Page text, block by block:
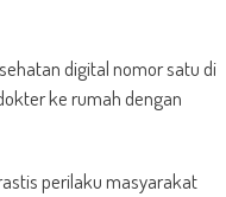
digital nomor satu di
ke rumah dengan
perilaku masyarakat